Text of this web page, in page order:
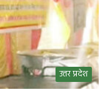
उत्तर प्रदेश